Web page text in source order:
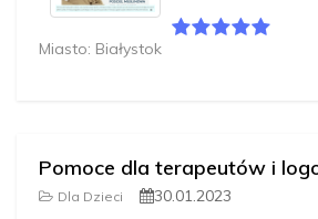
Miasto: Białystok
Pomoce dla terapeutów i
Dla Dzieci 30.01.2023